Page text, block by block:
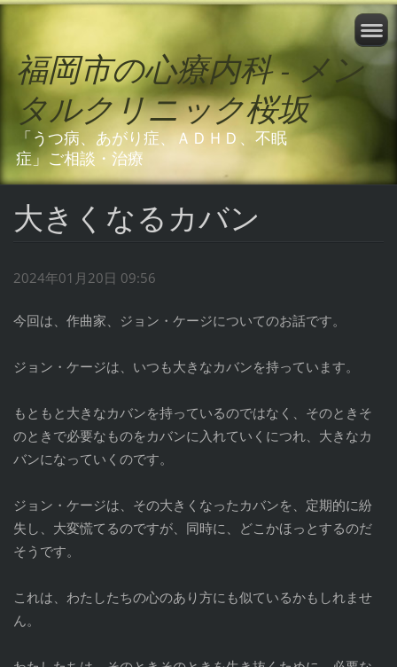
福岡市の心療内科 - メン
タルクリニック桜坂
「うつ病、あがり症、ＡＤＨＤ、不眠
症」ご相談・治療
大きくなるカバン
2024年01月20日 09:56
今回は、作曲家、ジョン・ケージについてのお話です。
ジョン・ケージは、いつも大きなカバンを持っています。
もともと大きなカバンを持っているのではなく、そのときそ
のときで必要なものをカバンに入れていくにつれ、大きなカ
バンになっていくのです。
ジョン・ケージは、その大きくなったカバンを、定期的に紛
失し、大変慌てるのですが、同時に、どこかほっとするのだ
そうです。
これは、わたしたちの心のあり方にも似ているかもしれませ
ん。